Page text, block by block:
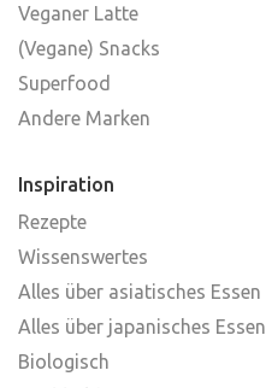
Veganer Latte
(Vegane) Snacks
Superfood
Andere Marken
Inspiration
Rezepte
Wissenswertes
Alles über asiatisches Essen
Alles über japanisches Essen
Biologisch